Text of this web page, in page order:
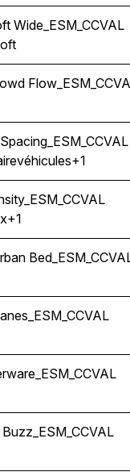
Walking
Wide_ESM_CCVAL
Traffic Pass
Vehicle Flow
véhicules+1
Pass
+1
Truck Pass Light
Coastal Town
Lively
Traffic Bed